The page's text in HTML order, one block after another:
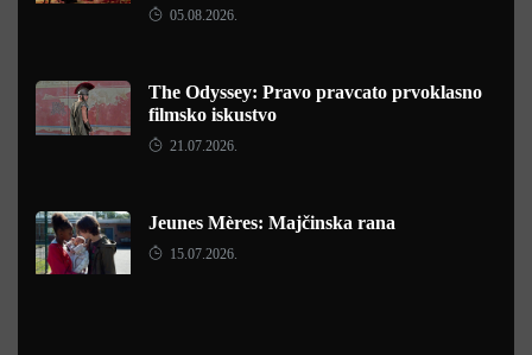
05.08.2026.
The Odyssey: Pravo pravcato prvoklasno
filmsko iskustvo
21.07.2026.
Jeunes Mères: Majčinska rana
15.07.2026.